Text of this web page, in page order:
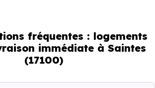
faire
neuf en livraison immédiate à
fréquentes : logements
immédiate à Saintes
(17100)